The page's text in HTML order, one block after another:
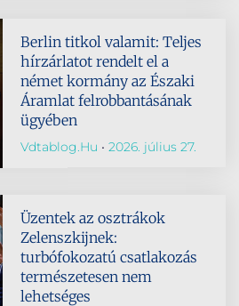
Berlin titkol valamit: Teljes
hírzárlatot rendelt el a
német kormány az Északi
Áramlat felrobbantásának
ügyében
Vdtablog.hu 2026. július 27.
Üzentek az osztrákok
Zelenszkijnek:
turbófokozatú csatlakozás
természetesen nem
lehetséges